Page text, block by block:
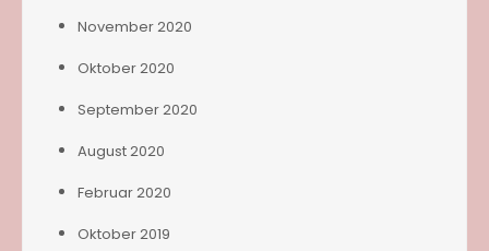
November 2020
Oktober 2020
September 2020
August 2020
Februar 2020
Oktober 2019